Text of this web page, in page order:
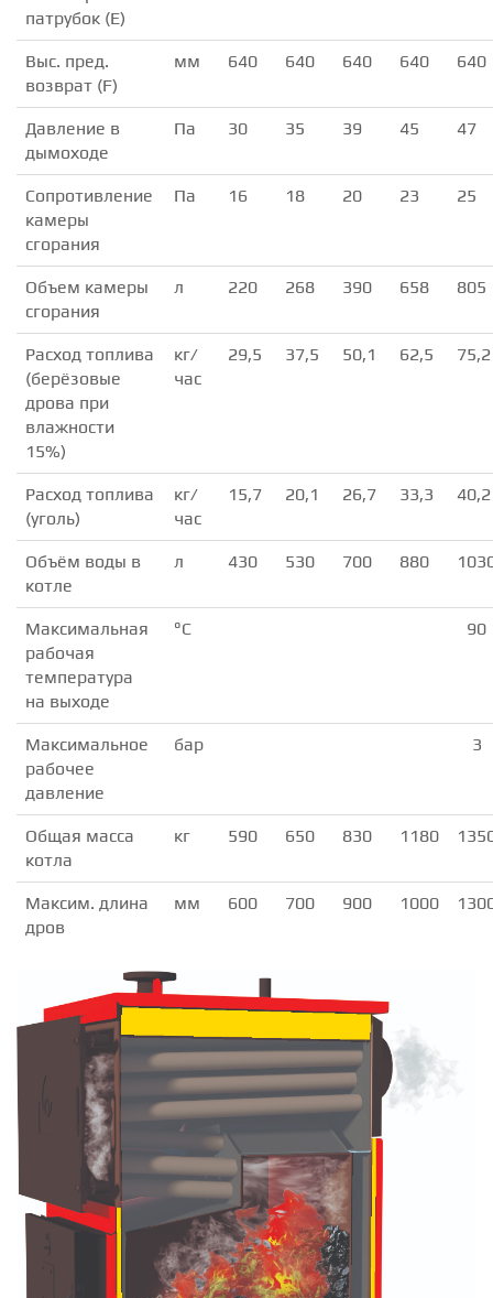
патрубок (E)
Выс. пред.
возврат (F)
мм 640 640 640 640 640
Давление в
дымоходе
Па 30 35 39 45 47
Сопротивление
камеры
сгорания
Па 16 18 20 23 25
Объем камеры
сгорания
л 220 268 390 658 805
Расход топлива
(берёзовые
дрова при
влажности
15%)
кг/
час
29,5 37,5 50,1 62,5 75,2
Расход топлива
(уголь)
кг/
час
15,7 20,1 26,7 33,3 40,2
Объём воды в
котле
л 430 530 700 880
Максимальная
рабочая
температура
на выходе
°С 90
Максимальное
рабочее
давление
бар 3
Общая масса
котла
кг 590 650 830 1180
Максим. длина
дров
мм 600 700 900 1000